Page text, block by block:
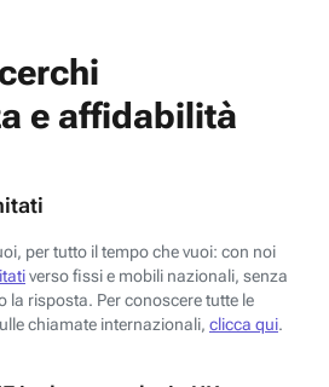
e affidabilità
per tutto il tempo che vuoi: con noi
verso fissi e mobili nazionali, senza
la risposta. Per conoscere tutte le
chiamate internazionali, clicca qui.